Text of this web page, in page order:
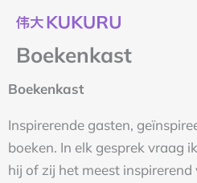
naar
Boekenkast
Boekenkast
Inspirerende gasten,
boeken. In elk gesprek vraag
hij of zij het meest